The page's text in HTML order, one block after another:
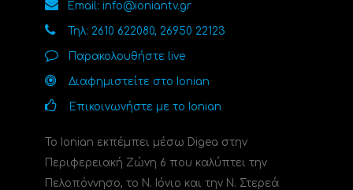
Email: info@ioniantv.gr
Τηλ: 2610 622080, 26950 22123
Παρακολουθήστε live
Διαφημιστείτε στο Ionian
Επικοινωνήστε με το Ionian
Το Ionian εκπέμπει μέσω Digea στην
Περιφερειακή Ζώνη 6 που καλύπτει την
Πελοπόννησο, το N. Ιόνιο και την Ν. Στερεά